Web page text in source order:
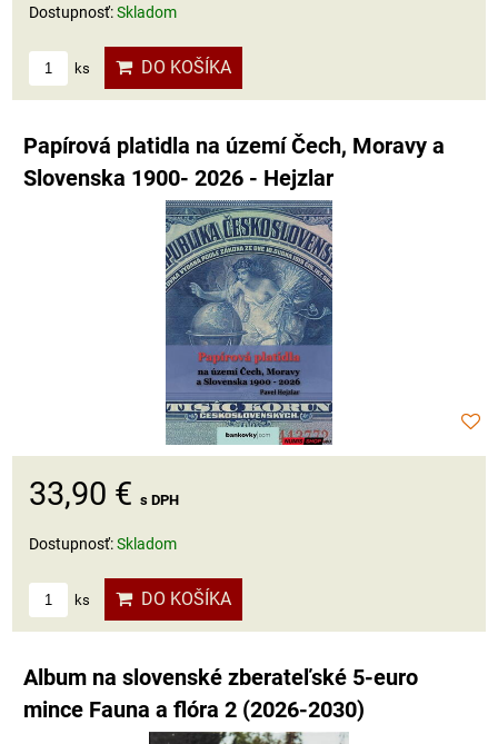
Dostupnosť:Skladom
ks DO KOŠÍKA
Papírová platidla na území Čech, Moravy a
Slovenska 1900- 2026 - Hejzlar
33,90 € s DPH
Dostupnosť:Skladom
ks DO KOŠÍKA
Album na slovenské zberateľské 5-euro
mince Fauna a flóra 2 (2026-2030)